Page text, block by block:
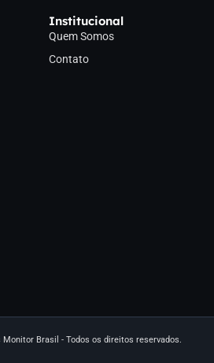
Institucional
Quem Somos
Contato
Brasil - Todos os direitos reservados.